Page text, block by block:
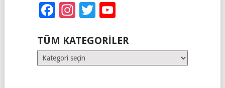
Facebook
Instagram
Twitter
TÜM KATEGORILER
Tüm
Kategoriler